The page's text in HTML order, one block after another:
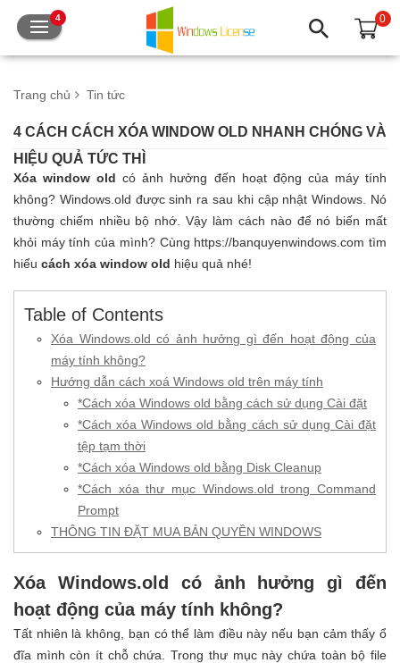
4 0
Trang chủ Tin tức
4 CÁCH CÁCH XÓA WINDOW OLD NHANH CHÓNG VÀ
HIỆU QUẢ TỨC THÌ
Xóa window oldcó ảnh hưởng đến hoạt động của máy tính
không? Windows.old được sinh ra sau khi cập nhật Windows. Nó
thường chiếm nhiều bộ nhớ. Vậy làm cách nào để nó biến mất
khỏi máy tính của mình? Cùng https://banquyenwindows.com tìm
hiểu cách xóa window old hiệu quả nhé!
Table of Contents
Xóa Windows.old có ảnh hưởng gì đến hoạt động của
máy tính không?
Hướng dẫn cách xoá Windows old trên máy tính
*Cách xóa Windows old bằng cách sử dụng Cài đặt
*Cách xóa Windows old bằng cách sử dụng Cài đặt
tệp tạm thời
*Cách xóa Windows old bằng Disk Cleanup
*Cách xóa thư mục Windows.old trong Command
Prompt
THÔNG TIN ĐẶT MUA BẢN QUYỀN WINDOWS
Xóa Windows.old có ảnh hưởng gì đến
hoạt động của máy tính không?
Tất nhiên là không, bạn có thể làm điều này nếu bạn cảm thấy ổ
đĩa mình còn ít chỗ chứa. Trong thư mục này chứa toàn bộ file